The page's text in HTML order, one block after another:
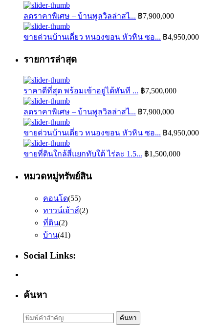
ลดราคาพิเศษ – บ้านพูลวิลล่าสไ... ฿7,900,000
ขายด่วนบ้านเดี่ยว หนองขอน หัวหิน ซอ... ฿4,950,000
รายการล่าสุด
ราคาดีที่สุด พร้อมเข้าอยู่ได้ทันที ... ฿7,500,000
ลดราคาพิเศษ – บ้านพูลวิลล่าสไ... ฿7,900,000
ขายด่วนบ้านเดี่ยว หนองขอน หัวหิน ซอ... ฿4,950,000
ขายที่ดินใกล้สี่แยกทับใต้ ไร่ละ 1.5... ฿1,500,000
หมวดหมู่ทรัพย์สิน
คอนโด(55)
ทาวน์เฮ้าส์(2)
ที่ดิน(2)
บ้าน(41)
Social Links:
ค้นหา
Search
for:
ค้นหา